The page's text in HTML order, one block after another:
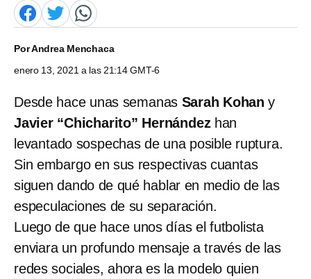
PorAndrea Menchaca
enero 13, 2021 a las 21:14 GMT-6
Desde hace unas semanas Sarah Kohan y
Javier “Chicharito” Hernándezhan
levantado sospechas de una posible ruptura.
Sin embargo en sus respectivas cuantas
siguen dando de qué hablar en medio de las
especulaciones de su separación.
Luego de que hace unos días el futbolista
enviara un profundo mensaje a través de las
redes sociales, ahora es la modelo quien